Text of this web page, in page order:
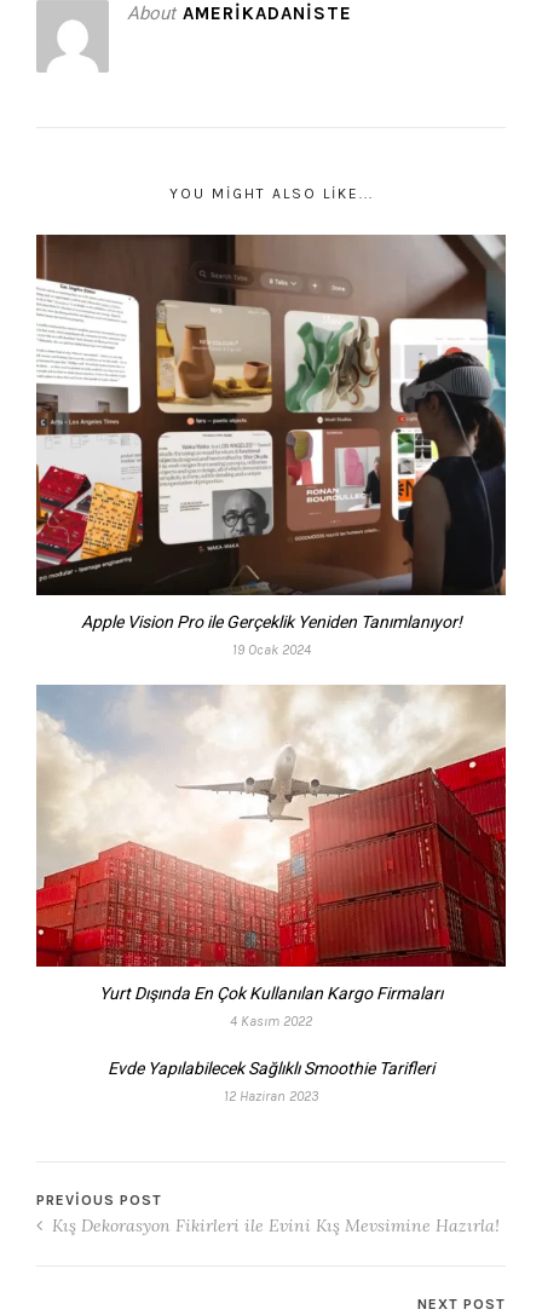
About AMERIKADANISTE
YOU MIGHT ALSO LIKE...
Apple Vision Pro ile Gerçeklik Yeniden Tanımlanıyor!
19 Ocak 2024
Yurt Dışında En Çok Kullanılan Kargo Firmaları
4 Kasım 2022
Evde Yapılabilecek Sağlıklı Smoothie Tarifleri
12 Haziran 2023
PREVIOUS POST
Kış Dekorasyon Fikirleri ile Evini Kış Mevsimine Hazırla!
NEXT POST